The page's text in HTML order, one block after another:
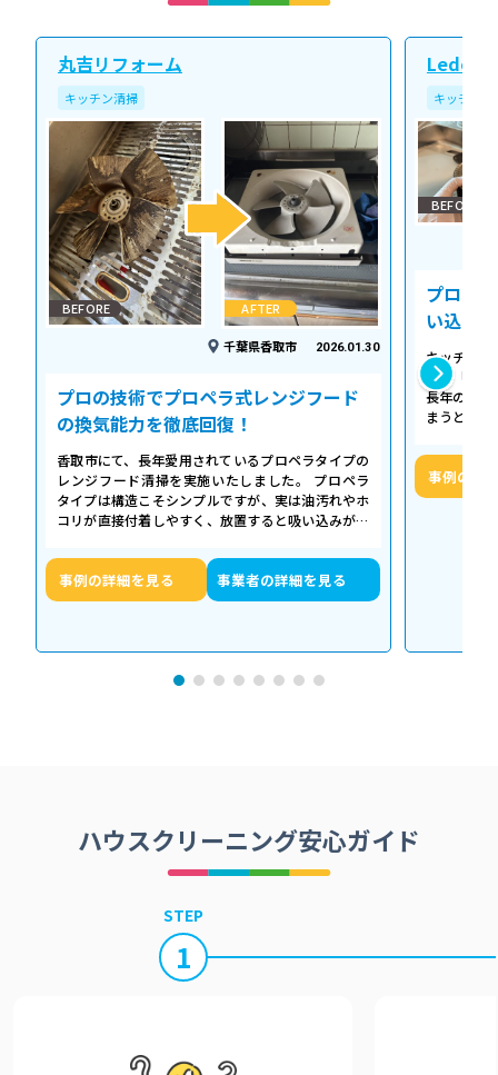
丸吉リフォーム
キッチン清掃
BEFORE AFTER
千葉県香取市 2026.01.30
プロの技術でプロペラ式レンジフード
の換気能力を徹底回復！
香取市にて、長年愛用されているプロペラタイプの
レンジフード清掃を実施いたしました。 プロペラ
タイプは構造こそシンプルですが、実は油汚れやホ
コリが直接付着しやすく、放置すると吸い込みが悪
事例の詳細を見る 事業者の詳細を見る
Ledope
キッチン清
BEFORE
プロの
い込み
キッチン
える「シ
長年の調
まうとご
事例の詳
ハウスクリーニング安心ガイド
STEP
1